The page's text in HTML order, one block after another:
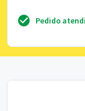
Pedido